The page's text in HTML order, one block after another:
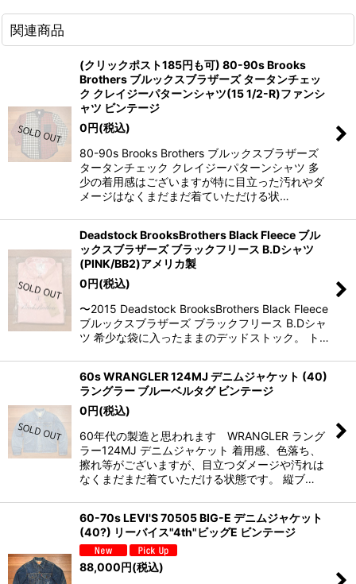
関連商品
(クリックポスト185円も可) 80-90s Brooks
Brothers ブルックスブラザーズ タータンチェッ
ク クレイジーパターンシャツ(15 1/2-R)ファンシ
ャツ ビンテージ
0円(税込)
80-90s Brooks Brothers ブルックスブラザーズ
タータンチェック クレイジーパターンシャツ 多
少の着用感はございますが特に目立った汚れやダ
メージはなくまだまだ着ていただける状…
Deadstock BrooksBrothers Black Fleece ブル
ックスブラザーズ ブラックフリース B.Dシャツ
(PINK/BB2)アメリカ製
0円(税込)
〜2015 Deadstock BrooksBrothers Black Fleece
ブルックスブラザーズ ブラックフリース B.Dシャ
ツ 希少な袋に入ったままのデッドストック。 ト…
60s WRANGLER 124MJ デニムジャケット (40)
ラングラー ブルーベルタグ ビンテージ
0円(税込)
60年代の製造と思われます WRANGLER ラング
ラー124MJ デニムジャケット 着用感、色落ち、
擦れ等がございますが、目立つダメージや汚れは
なくまだまだ着ていただける状態です。 縦ブ…
60-70s LEVI'S 70505 BIG-E デニムジャケット
(40?) リーバイス"4th"ビッグE ビンテージ
88,000円(税込)